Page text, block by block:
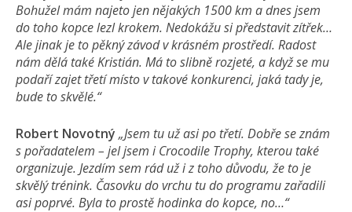
Bohužel mám najeto jen nějakých 1500 km a dnes jsem
do toho kopce lezl krokem. Nedokážu si představit zítřek…
Ale jinak je to pěkný závod v krásném prostředí. Radost
nám dělá také Kristián. Má to slibně rozjeté, a když se mu
podaří zajet třetí místo v takové konkurenci, jaká tady je,
bude to skvělé.“
Robert Novotný „Jsem tu už asi po třetí. Dobře se znám
s pořadatelem – jel jsem i Crocodile Trophy, kterou také
organizuje. Jezdím sem rád už i z toho důvodu, že to je
skvělý trénink. Časovku do vrchu tu do programu zařadili
asi poprvé. Byla to prostě hodinka do kopce, no…“